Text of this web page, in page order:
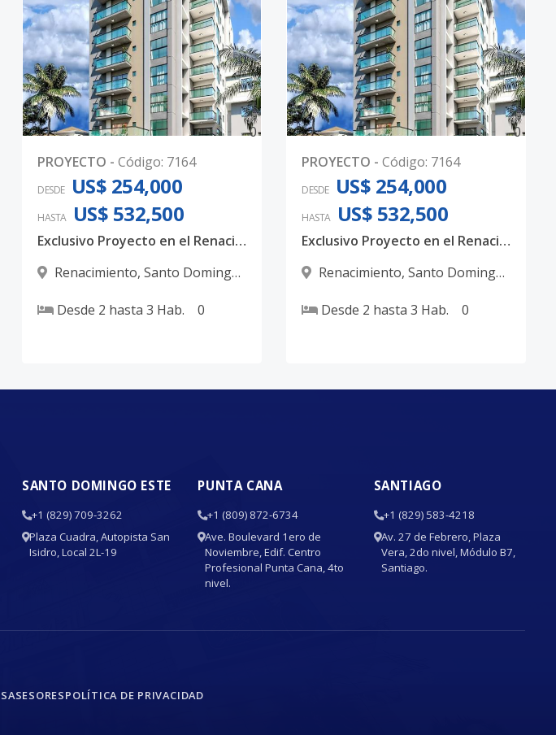
0
PROYECTO - Código: 7164
DESDE US$ 254,000
HASTA US$ 532,500
Exclusivo Proyecto en el Renacimiento un Lujo familiar
Renacimiento, Santo Domingo
Desde 2 hasta 3 Hab. 0
0
PROYECTO - Código: 7164
DESDE US$ 254,000
HASTA US$ 532,500
Exclusivo Proyecto en el Renacimiento un Lujo familiar
Renacimiento, Santo Domingo
Desde 2 hasta 3 Hab. 0
SANTO DOMINGO ESTE
+1 (829) 709-3262
Plaza Cuadra, Autopista San
Isidro, Local 2L-19
PUNTA CANA
+1 (809) 872-6734
Ave. Boulevard 1ero de
Noviembre, Edif. Centro
Profesional Punta Cana, 4to
nivel.
SANTIAGO
+1 (829) 583-4218
Av. 27 de Febrero, Plaza
Vera, 2do nivel, Módulo B7,
Santiago.
ASESORESPOLÍTICA DE PRIVACIDAD